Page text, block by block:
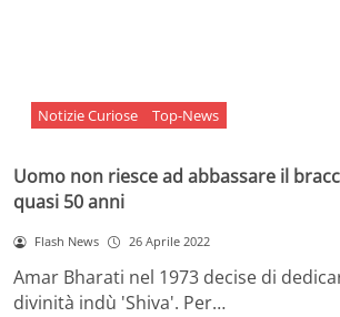
Notizie Curiose Top-News
Uomo non riesce ad abbassare il
quasi 50 anni
Flash News 26 Aprile 2022
Amar Bharati nel 1973 decise di
divinità indù 'Shiva'. Per…